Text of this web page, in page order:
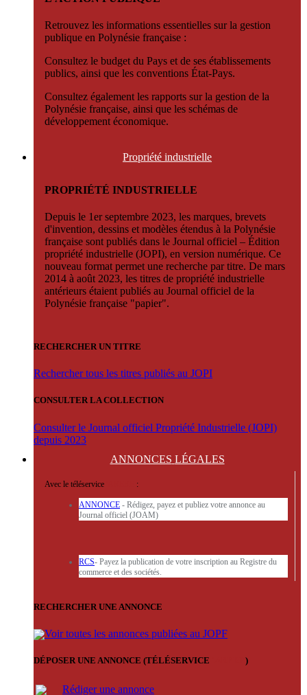
Retrouvez les informations essentielles sur la gestion
publique en Polynésie française :
Consultez le budget du Pays et de ses établissements
publics, ainsi que les conventions État-Pays.
Consultez également les rapports sur la gestion de la
Polynésie française, ainsi que les schémas de
développement économique.
Propriété industrielle
PROPRIÉTÉ INDUSTRIELLE
Depuis le 1er septembre 2023, les marques, brevets
d'invention, dessins et modèles étendus à la Polynésie
française sont publiés dans le Journal officiel – Édition
propriété industrielle (JOPI), en version numérique. Ce
nouveau format permet une recherche par titre. De mars
2014 à août 2023, les titres de propriété industrielle
antérieurs étaient publiés au Journal officiel de la
Polynésie française "papier".
RECHERCHER UN TITRE
Rechercher tous les titres publiés au JOPI
CONSULTER LA COLLECTION
Consulter le Journal officiel Propriété Industrielle (JOPI)
depuis 2023
ANNONCES LÉGALES
Avec le téléservice :
ANNONCE - Rédigez, payez et publiez votre annonce au
Journal officiel (JOAM)
RCS- Payez la publication de votre inscription au Registre du
commerce et des sociétés.
RECHERCHER UNE ANNONCE
Voir toutes les annonces publiées au JOPF
DÉPOSER UNE ANNONCE (TÉLÉSERVICE )
Rédiger une annonce